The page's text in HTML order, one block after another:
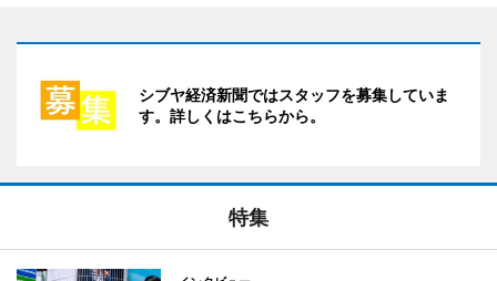
シブヤ経済新聞ではスタッフを募集していま
す。詳しくはこちらから。
特集